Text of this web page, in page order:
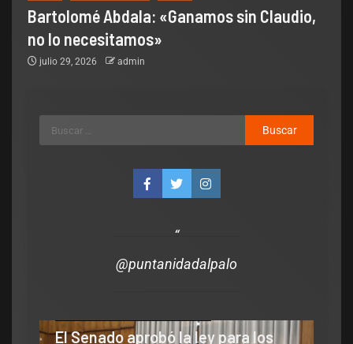
Bartolomé Abdala: «Ganamos sin Claudio,
no lo necesitamos»
julio 29, 2026 admin
@puntanidadalpalo
El Senado aprobó la ley para los